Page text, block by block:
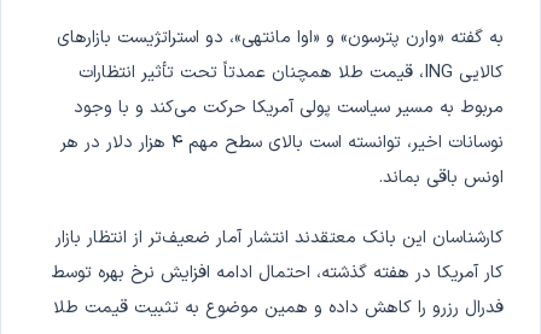
به گفته «وارن پترسون» و «اوا مانتهی»، دو استراتژیست بازارهای
کالایی ING، قیمت طلا همچنان عمدتاً تحت تأثیر انتظارات
مربوط به مسیر سیاست پولی آمریکا حرکت می‌کند و با وجود
نوسانات اخیر، توانسته است بالای سطح مهم ۴ هزار دلار در هر
اونس باقی بماند.
کارشناسان این بانک معتقدند انتشار آمار ضعیف‌تر از انتظار بازار
کار آمریکا در هفته گذشته، احتمال ادامه افزایش نرخ بهره توسط
فدرال رزرو را کاهش داده و همین موضوع به تثبیت قیمت طلا